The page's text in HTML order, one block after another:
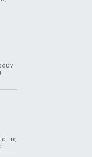
τις